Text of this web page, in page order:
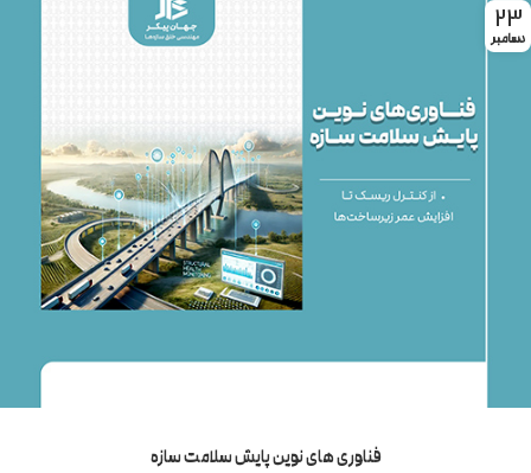
23
دسامبر
فناوری های نوین پایش سلامت سازه